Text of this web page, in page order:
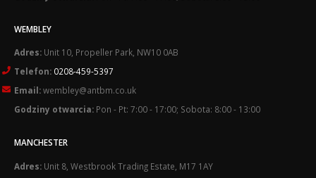
WEMBLEY
Adres: Unit 10, Propeller Park, NW10 0AB
Telefon: 0208-459-5397
Email:wembley@antbm.co.uk
Godziny otwarcia: Pon - Pt: 7:00 - 17:00; Sobota: 8:00 - 13:00
MANCHESTER
Adres: Unit 8, Westbrook Trading Estate, M17 1AY